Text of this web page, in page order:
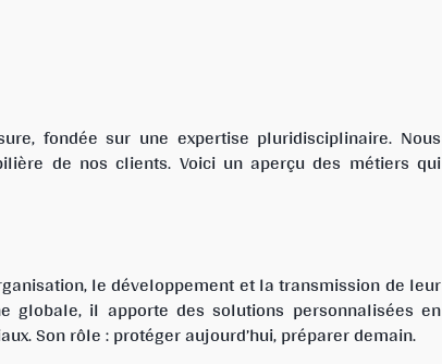
fondée sur une expertise pluridisciplinaire. Nous
de nos clients. Voici un aperçu des métiers qui
le développement et la transmission de leur
globale, il apporte des solutions personnalisées en
Son rôle : protéger aujourd’hui, préparer demain.